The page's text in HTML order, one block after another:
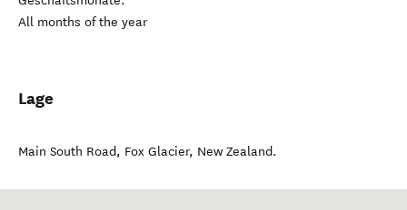
All months of the year
Lage
Main South Road, Fox Glacier, New Zealand.